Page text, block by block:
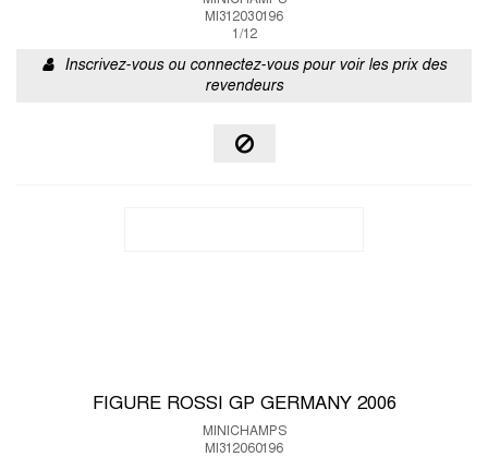
MI312030196
1/12
Inscrivez-vous ou connectez-vous pour voir les prix des
revendeurs
FIGURE ROSSI GP GERMANY 2006
MINICHAMPS
MI312060196